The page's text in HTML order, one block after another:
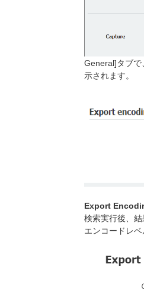
General]タブで
示されます。
Export
検索実行後、
エンコードレベ